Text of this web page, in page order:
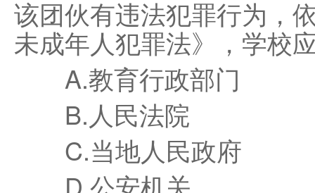
该团伙有违法犯罪行为，
未成年人犯罪法》，学校
A.教育行政部门
B.人民法院
C.当地人民政府
D.公安机关